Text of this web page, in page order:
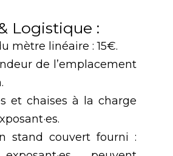
Logistique :
mètre linéaire : 15€.
de l’emplacement
et chaises à la charge
stand couvert fourni :